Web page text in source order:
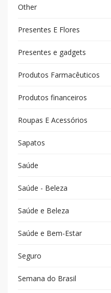
Other
Presentes E Flores
Presentes e gadgets
Produtos Farmacêuticos
Produtos financeiros
Roupas E Acessórios
Sapatos
Saúde
Saúde - Beleza
Saúde e Beleza
Saúde e Bem-Estar
Seguro
Semana do Brasil